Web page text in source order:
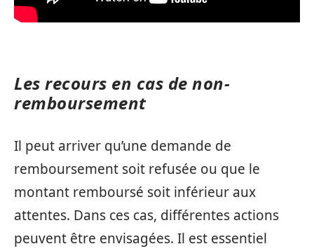
Les recours en cas de non-
remboursement
Il peut arriver qu’une demande de
remboursement soit refusée ou que le
montant remboursé soit inférieur aux
attentes. Dans ces cas, différentes actions
peuvent être envisagées. Il est essentiel